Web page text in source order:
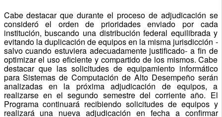
Cabe destacar que durante el proceso de adjudicación se
consideró el orden de prioridades enviado por cada
institución, buscando una distribución federal equilibrada y
evitando la duplicación de equipos en la misma jurisdicción -
salvo cuando estuviera adecuadamente justificado- a fin de
optimizar el uso eficiente y compartido de los mismos. Cabe
destacar que las solicitudes de equipamiento informático
para Sistemas de Computación de Alto Desempeño serán
analizadas en la próxima adjudicación de equipos, a
realizarse en el segundo semestre del corriente año. El
Programa continuará recibiendo solicitudes de equipos y
realizará una nueva adjudicación en fecha a confirmar